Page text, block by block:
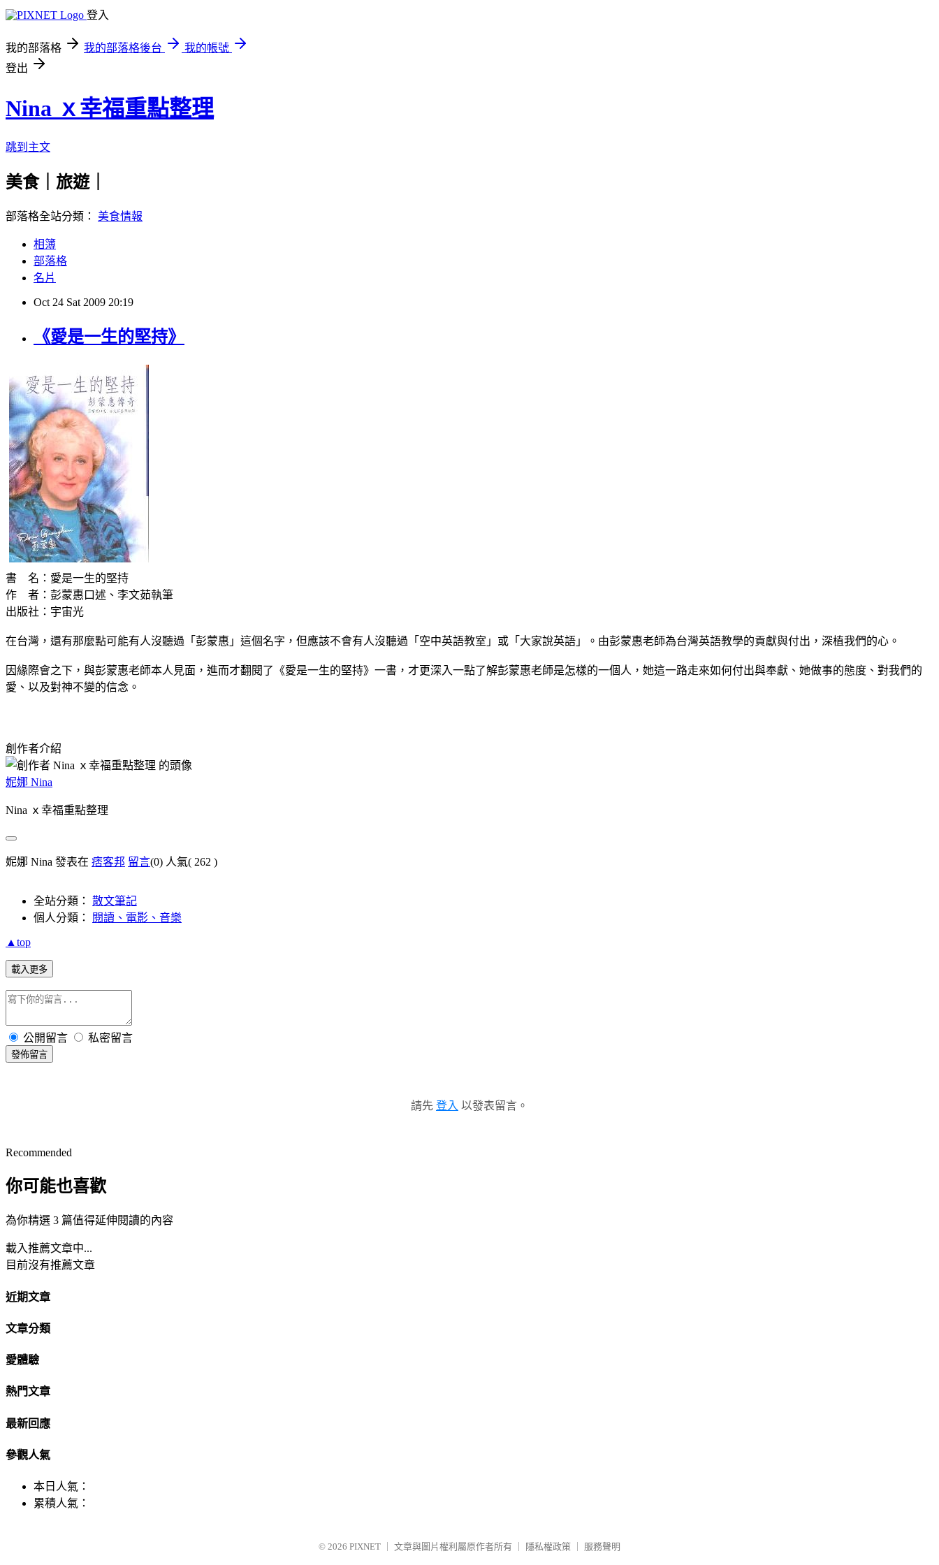
登入
我的部落格 我的部落格後台
我的帳號
登出
Nina ｘ幸福重點整理
跳到主文
美食｜旅遊｜
部落格全站分類： 美食情報
相簿
部落格
名片
Oct 24 Sat 2009 20:19
《愛是一生的堅持》
書 名：愛是一生的堅持
作 者：彭蒙惠口述、李文茹執筆
出版社：宇宙光
在台灣，還有那麼點可能有人沒聽過「彭蒙惠」這個名字，但應該不會有人沒聽過「空中英語教室」或「大家說英語」。由彭蒙惠老師為台灣英語教學的貢獻與付出，深植我們的心。
因緣際會之下，與彭蒙惠老師本人見面，進而才翻閱了《愛是一生的堅持》一書，才更深入一點了解彭蒙惠老師是怎樣的一個人，她這一路走來如何付出與奉獻、她做事的態度、對我們的
愛、以及對神不變的信念。
創作者介紹
妮娜 Nina
Nina ｘ幸福重點整理
妮娜 Nina 發表在 痞客邦 留言(0) 人氣( 262 )
全站分類： 散文筆記
個人分類：
閱讀、電影、音樂
▲top
載入更多
公開留言 私密留言
發佈留言
請先 登入 以發表留言。
Recommended
你可能也喜歡
為你精選 3 篇值得延伸閱讀的內容
載入推薦文章中...
目前沒有推薦文章
近期文章
文章分類
愛體驗
熱門文章
最新回應
參觀人氣
本日人氣：
累積人氣：
© 2026 PIXNET 文章與圖片權利屬原作者所有 隱私權政策 服務聲明